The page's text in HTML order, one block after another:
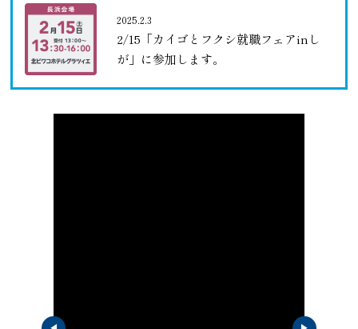
2025.2.3
2/15「カイゴとフクシ就職フェアinし
が」に参加します。